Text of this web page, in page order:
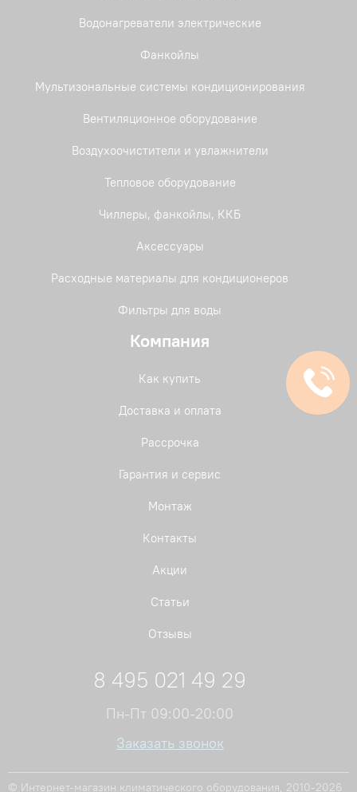
Водонагреватели электрические
Фанкойлы
Мультизональные системы кондиционирования
Вентиляционное оборудование
Воздухоочистители и увлажнители
Тепловое оборудование
Чиллеры, фанкойлы, ККБ
Аксессуары
Расходные материалы для кондиционеров
Фильтры для воды
Компания
Как купить
Доставка и оплата
Рассрочка
Гарантия и сервис
Монтаж
Контакты
Акции
Статьи
Отзывы
8 495 021 49 29
Пн-Пт 09:00-20:00
Заказать звонок
© Интернет-магазин климатического оборудования, 2010-2026